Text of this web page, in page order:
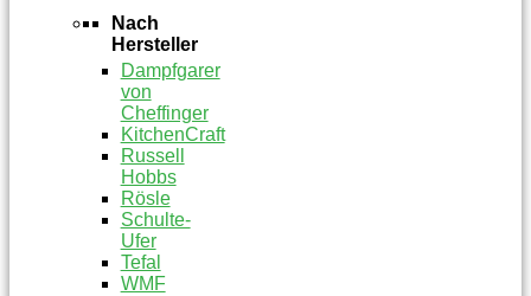
Nach
Hersteller
Dampfgarer
von
Cheffinger
KitchenCraft
Russell
Hobbs
Rösle
Schulte-
Ufer
Tefal
WMF